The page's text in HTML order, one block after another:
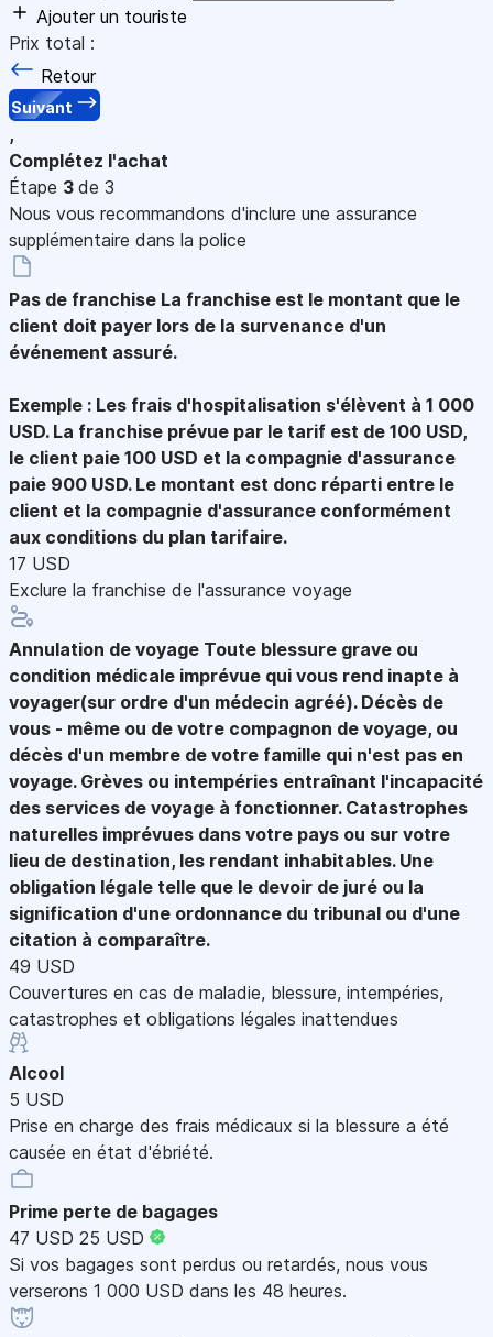
Ajouter un touriste
Prix total :
Retour
Suivant
,
Complétez l'achat
Étape 3 de 3
Nous vous recommandons d'inclure une assurance
supplémentaire dans la police
Pas de franchise La franchise est le montant que le
client doit payer lors de la survenance d'un
événement assuré.
Exemple : Les frais d'hospitalisation s'élèvent à 1 000
USD. La franchise prévue par le tarif est de 100 USD,
le client paie 100 USD et la compagnie d'assurance
paie 900 USD. Le montant est donc réparti entre le
client et la compagnie d'assurance conformément
aux conditions du plan tarifaire.
17 USD
Exclure la franchise de l'assurance voyage
Annulation de voyage Toute blessure grave ou
condition médicale imprévue qui vous rend inapte à
voyager(sur ordre d'un médecin agréé). Décès de
vous - même ou de votre compagnon de voyage, ou
décès d'un membre de votre famille qui n'est pas en
voyage. Grèves ou intempéries entraînant l'incapacité
des services de voyage à fonctionner. Catastrophes
naturelles imprévues dans votre pays ou sur votre
lieu de destination, les rendant inhabitables. Une
obligation légale telle que le devoir de juré ou la
signification d'une ordonnance du tribunal ou d'une
citation à comparaître.
49 USD
Couvertures en cas de maladie, blessure, intempéries,
catastrophes et obligations légales inattendues
Alcool
5 USD
Prise en charge des frais médicaux si la blessure a été
causée en état d'ébriété.
Prime perte de bagages
47 USD 25 USD
Si vos bagages sont perdus ou retardés, nous vous
verserons 1 000 USD dans les 48 heures.